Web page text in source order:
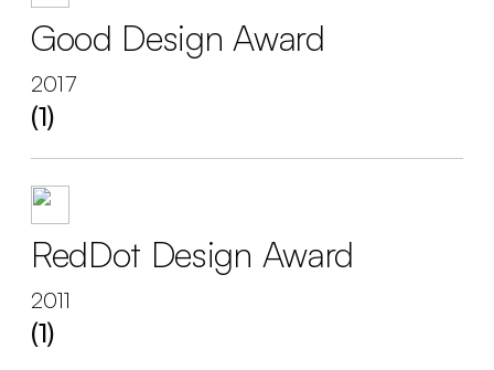
Good Design Award
2017
(1)
RedDot Design Award
2011
(1)